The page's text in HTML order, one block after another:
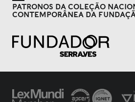
PATRONOS DA COLEÇÃO
CONTEMPORÂNEA DA